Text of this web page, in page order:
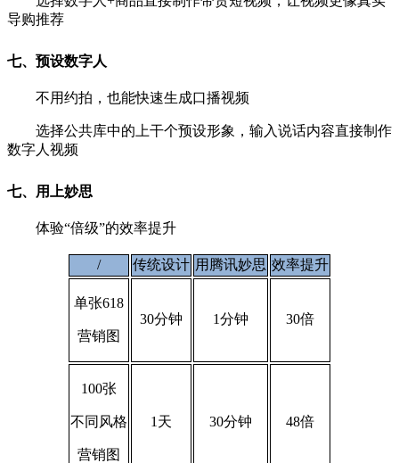
导购推荐
七、预设数字人
不用约拍，也能快速生成口播视频
选择公共库中的上干个预设形象，输入说话内容直接制作
数字人视频
七、用上妙思
体验“倍级”的效率提升
/ 传统设计 用腾讯妙思 效率提升
单张618
营销图
30分钟 1分钟 30倍
100张
不同风格
营销图
1天 30分钟 48倍